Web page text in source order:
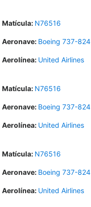
Matícula: N76516
Aeronave: Boeing 737-824
Aerolínea: United Airlines
Matícula: N76516
Aeronave: Boeing 737-824
Aerolínea: United Airlines
Matícula: N76516
Aeronave: Boeing 737-824
Aerolínea: United Airlines